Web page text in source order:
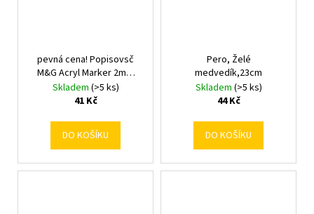
pevná cena! Popisovsč
M&G Acryl Marker 2mm
akryl strieborný
Skladem (>5 ks)
41 Kč
DO KOŠÍKU
Pero, Želé
medvedík,23cm
Skladem (>5 ks)
44 Kč
DO KOŠÍKU